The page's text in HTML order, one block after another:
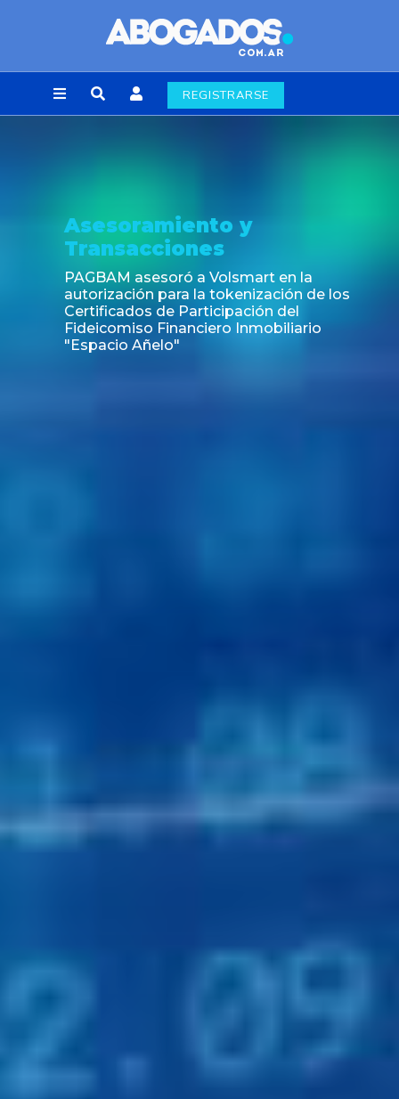
REGISTRARSE
Asesoramiento y
Transacciones
PAGBAM asesoró a Volsmart en la
autorización para la tokenización de los
Certificados de Participación del
Fideicomiso Financiero Inmobiliario
"Espacio Añelo"